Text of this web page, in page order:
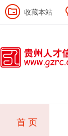
收藏本站
首 页